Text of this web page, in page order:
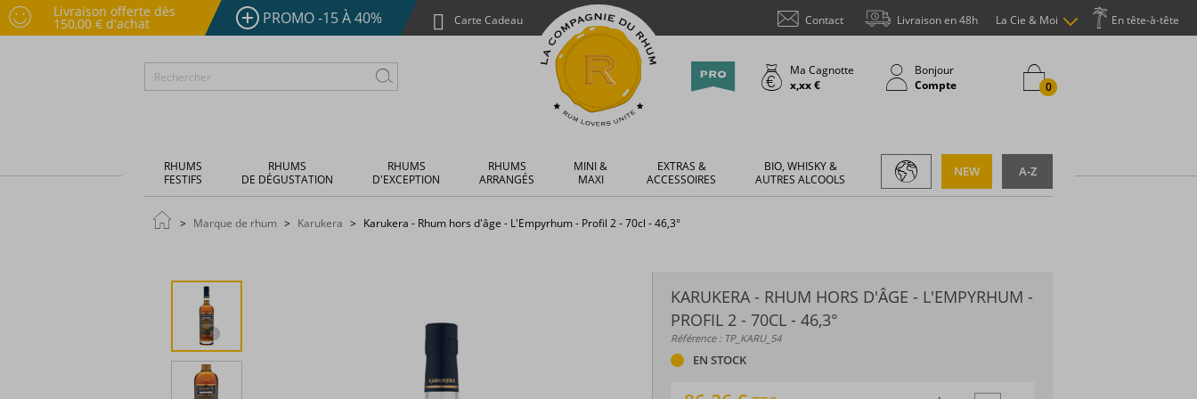
Livraison offerte dès
150,00 € d'achat PROMO -15 À 40% Carte Cadeau En tête-à-tête
La Cie & Moi
Livraison en 48h
Contact
Ma Cagnotte
x,xx €
Bonjour
Compte
0
RHUMS
FESTIFS
RHUMS
DE DÉGUSTATION
RHUMS
D'EXCEPTION
RHUMS
ARRANGÉS
MINI &
MAXI
EXTRAS &
ACCESSOIRES
BIO, WHISKY &
AUTRES ALCOOLS
A-Z
NEW
Marque de rhum Karukera Karukera - Rhum hors d'âge - L'Empyrhum - Profil 2 - 70cl - 46,3°
KARUKERA - RHUM HORS D'ÂGE - L'EMPYRHUM -
PROFIL 2 - 70CL - 46,3°
Référence : TP_KARU_54
EN STOCK